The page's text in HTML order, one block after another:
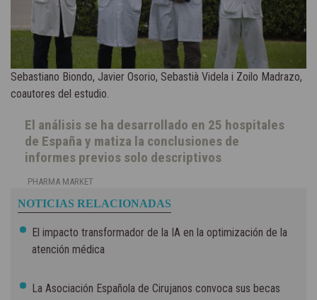
Sebastiano Biondo, Javier Osorio, Sebastià Videla i Zoilo Madrazo,
coautores del estudio.
El análisis se ha desarrollado en 25 hospitales
de España y matiza la conclusiones de
informes previos solo descriptivos
PHARMA MARKET
NOTICIAS RELACIONADAS
El impacto transformador de la IA en la optimización de la
atención médica
La Asociación Española de Cirujanos convoca sus becas